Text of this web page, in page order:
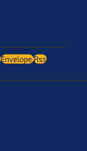
EnvelopeRss